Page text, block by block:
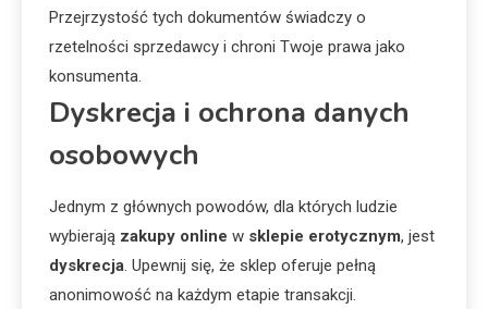
Przejrzystość tych dokumentów świadczy o
rzetelności sprzedawcy i chroni Twoje prawa jako
konsumenta.
Dyskrecja i ochrona danych
osobowych
Jednym z głównych powodów, dla których ludzie
wybierają zakupy online w sklepie erotycznym, jest
dyskrecja. Upewnij się, że sklep oferuje pełną
anonimowość na każdym etapie transakcji.